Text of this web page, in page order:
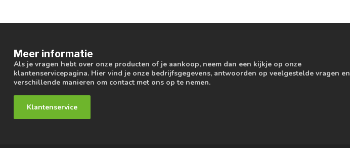
Meer informatie
Als je vragen hebt over onze producten of je aankoop, neem dan een kijkje op onze
klantenservicepagina. Hier vind je onze bedrijfsgegevens, antwoorden op veelgestelde vragen en
verschillende manieren om contact met ons op te nemen.
Klantenservice